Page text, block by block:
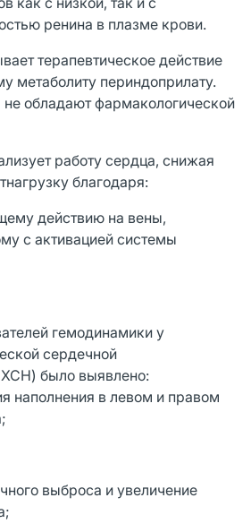
ренина в плазме крови.
терапевтическое действие
метаболиту периндоприлату.
обладают фармакологической
работу сердца, снижая
благодаря:
действию на вены,
с активацией системы
гемодинамики у
сердечной
было выявлено:
наполнения в левом и правом
выброса и увеличение